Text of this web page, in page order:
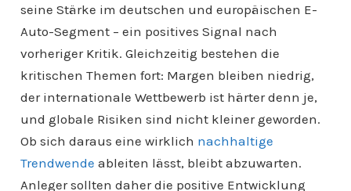
seine Stärke im deutschen und europäischen E-
Auto-Segment – ein positives Signal nach
vorheriger Kritik. Gleichzeitig bestehen die
kritischen Themen fort: Margen bleiben niedrig,
der internationale Wettbewerb ist härter denn je,
und globale Risiken sind nicht kleiner geworden.
Ob sich daraus eine wirklich nachhaltige
Trendwende ableiten lässt, bleibt abzuwarten.
Anleger sollten daher die positive Entwicklung